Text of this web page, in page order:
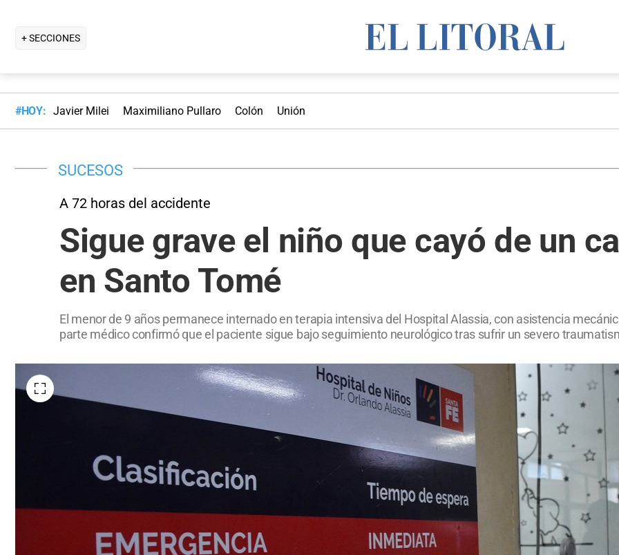
+ SECCIONES
#HOY: Javier Milei Maximiliano Pullaro Colón Unión
SUCESOS
A 72 horas del accidente
Sigue grave el niño que cayó de un
en Santo Tomé
El menor de 9 años permanece internado en terapia intensiva del Hospital Alassia, con asistencia
parte médico confirmó que el paciente sigue bajo seguimiento neurológico tras sufrir un severo